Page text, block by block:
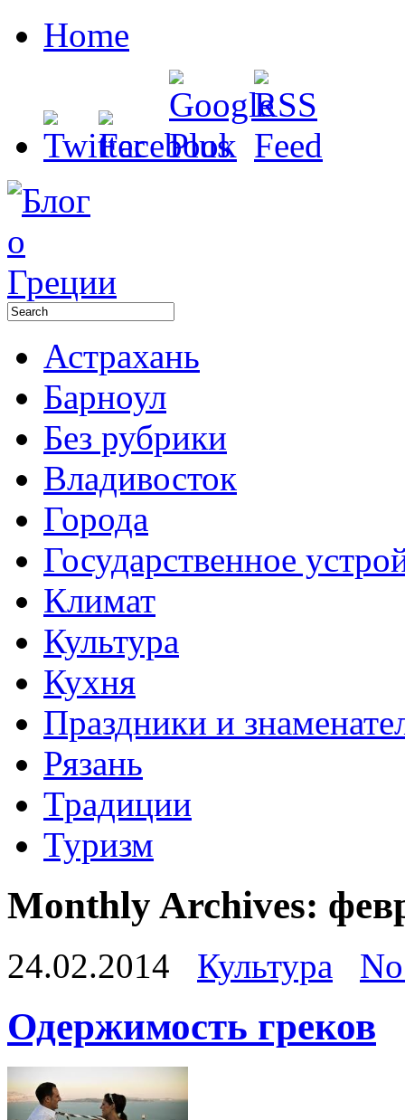
Home
Астрахань
Барноул
Без рубрики
Владивосток
Города
Государственное
Климат
Культура
Кухня
Праздники и
Рязань
Традиции
Туризм
Monthly Archives:
24.02.2014 Культура
Одержимость греков